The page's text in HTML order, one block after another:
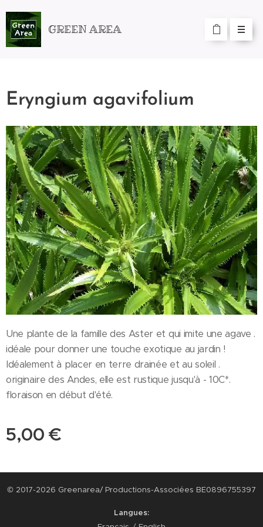
GREEN AREA
Eryngium agavifolium
Une plante de la famille des Aster et qui imite une agave .
idéale pour donner une touche exotique au jardin !
Idéalement à placer en terre drainée et au soleil .
originaire des Andes, elle est rustique jusqu'à - 10C*.
floraison en début d'été.
5,00 €
© 2017-2026 Greenarea/ Productions-Associées BE0896755397
Langues